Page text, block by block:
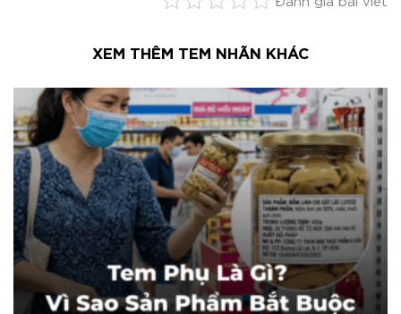
XEM THÊM TEM NHÃN KHÁC